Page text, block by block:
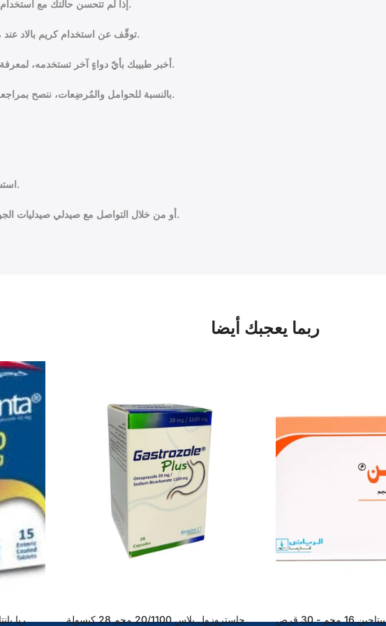
إذا لم تتحسن حالتك مع استخدام بالاد كريم؛ راجع طبيبك الشخصي.
توقّف عن استخدام كريم بالاد عند ملاحظة أعراض جانبية غير طبيعية.
أخبر طبيبك بأيّ دواءٍ آخر تستخدمه، لمعرفة مدى تأثيره على كفاءة كريم بالاد.
بالنسبة للحوامل والمُرضِعات، ننصح بمراجعة الطبيب قبل استخدام كريم بالاد.
استشِر الطبيب أو الصيدلي الخاص بك.
أو من خلال التواصل مع صيدلي صيدليات الجواهر على واتساب 0569072671.
ربما يعجبك أيضا
جاستروزول بلاس 20/1100 مجم 28 كبسولة بيتاجين 16 مجم - 30 قرص